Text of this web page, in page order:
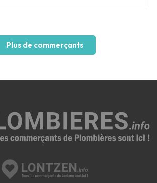
Plus de commerçants